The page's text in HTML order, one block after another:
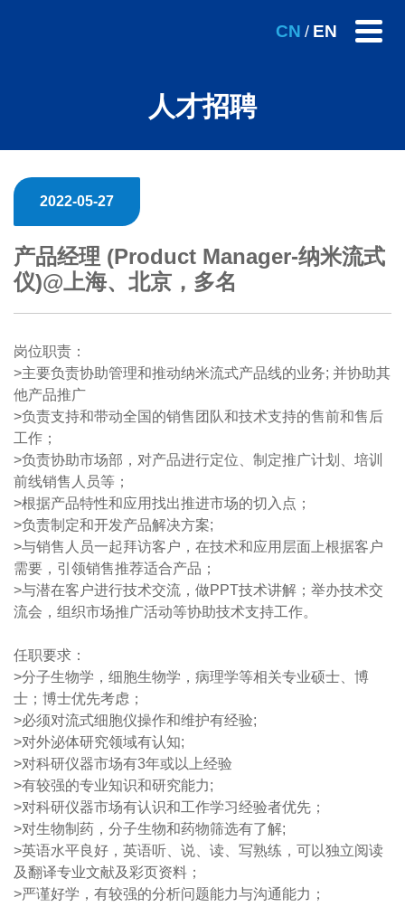
CN / EN
人才招聘
2022-05-27
产品经理 (Product Manager-纳米流式
仪)@上海、北京，多名
岗位职责：
>主要负责协助管理和推动纳米流式产品线的业务; 并协助其
他产品推广
>负责支持和带动全国的销售团队和技术支持的售前和售后
工作；
>负责协助市场部，对产品进行定位、制定推广计划、培训
前线销售人员等；
>根据产品特性和应用找出推进市场的切入点；
>负责制定和开发产品解决方案;
>与销售人员一起拜访客户，在技术和应用层面上根据客户
需要，引领销售推荐适合产品；
>与潜在客户进行技术交流，做PPT技术讲解；举办技术交
流会，组织市场推广活动等协助技术支持工作。
任职要求：
>分子生物学，细胞生物学，病理学等相关专业硕士、博
士；博士优先考虑；
>必须对流式细胞仪操作和维护有经验;
>对外泌体研究领域有认知;
>对科研仪器市场有3年或以上经验
>有较强的专业知识和研究能力;
>对科研仪器市场有认识和工作学习经验者优先；
>对生物制药，分子生物和药物筛选有了解;
>英语水平良好，英语听、说、读、写熟练，可以独立阅读
及翻译专业文献及彩页资料；
>严谨好学，有较强的分析问题能力与沟通能力；